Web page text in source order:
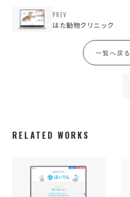
PREV
はた動物クリニック
一覧へ戻る
RELATED WORKS